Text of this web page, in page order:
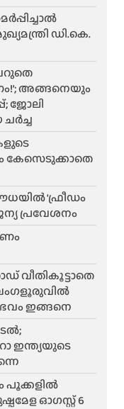
ഡി.കെ.
അങ്ങനെയും
ജോലി
ചർച്ച
കേസെടുക്കാതെ
‘ഫ്രീഡം
പ്രവേശനം
വീതികൂട്ടാതെ
ഇങ്ങനെ
ഇന്ത്യയുടെ
പൂക്കളിൽ
ഓഗസ്റ്റ് 6